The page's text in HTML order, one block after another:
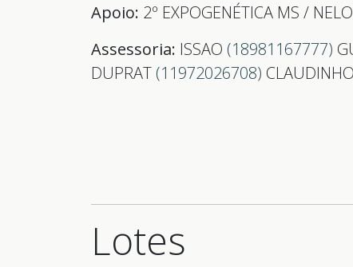
Apoio: 2º EXPOGENÉTICA MS /
Assessoria: ISSAO (18981167777)
DUPRAT (11972026708)
Lotes